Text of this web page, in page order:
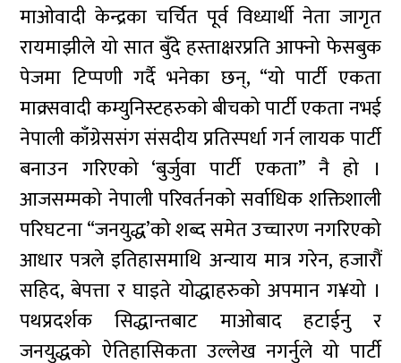
माओवादी केन्द्रका चर्चित पूर्व विध्यार्थी नेता जागृत
रायमाझीले यो सात बुँदे हस्ताक्षरप्रति आफ्नो फेसबुक
पेजमा टिप्पणी गर्दै भनेका छन्, “यो पार्टी एकता
माक्र्सवादी कम्युनिस्टहरुको बीचको पार्टी एकता नभई
नेपाली काँग्रेससंग संसदीय प्रतिस्पर्धा गर्न लायक पार्टी
बनाउन गरिएको ‘बुर्जुवा पार्टी एकता” नै हो ।
आजसम्मको नेपाली परिवर्तनको सर्वाधिक शक्तिशाली
परिघटना “जनयुद्ध’को शब्द समेत उच्चारण नगरिएको
आधार पत्रले इतिहासमाथि अन्याय मात्र गरेन, हजारौं
सहिद, बेपत्ता र घाइते योद्धाहरुको अपमान ग¥यो ।
पथप्रदर्शक सिद्धान्तबाट माओबाद हटाईनु र
जनयुद्धको ऐतिहासिकता उल्लेख नगर्नुले यो पार्टी